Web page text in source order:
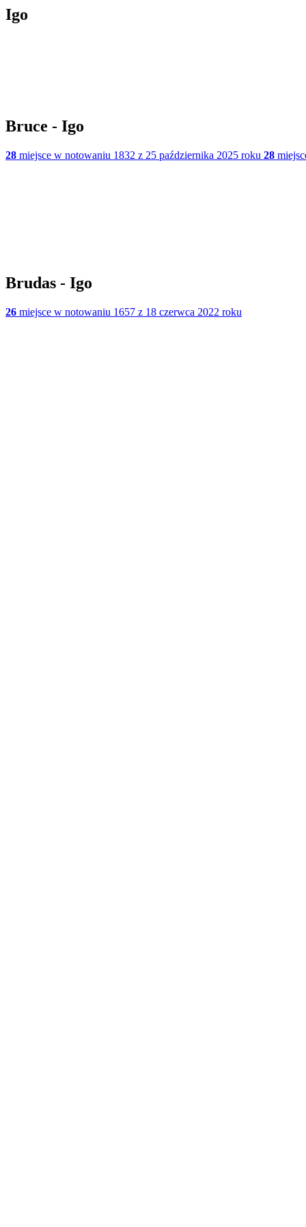
Igo
Bruce - Igo
28 miejsce w notowaniu 1832 z 25 października 2025 roku 28
Brudas - Igo
26 miejsce w notowaniu 1657 z 18 czerwca 2022 roku